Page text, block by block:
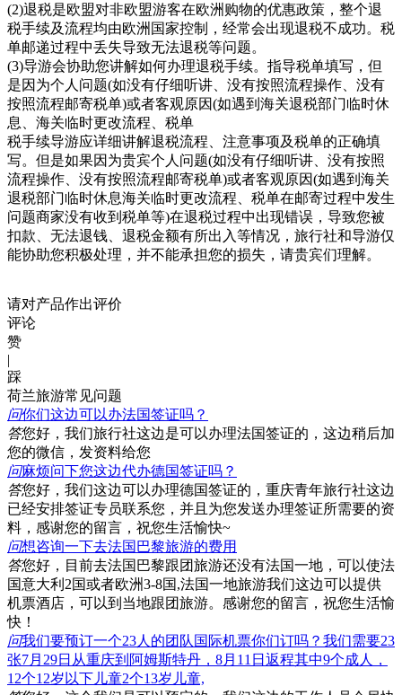
(2)退税是欧盟对非欧盟游客在欧洲购物的优惠政策，整个退
税手续及流程均由欧洲国家控制，经常会出现退税不成功。税
单邮递过程中丢失导致无法退税等问题。
(3)导游会协助您讲解如何办理退税手续。指导税单填写，但
是因为个人问题(如没有仔细听讲、没有按照流程操作、没有
按照流程邮寄税单)或者客观原因(如遇到海关退税部门临时休
息、海关临时更改流程、税单
税手续导游应详细讲解退税流程、注意事项及税单的正确填
写。但是如果因为贵宾个人问题(如没有仔细听讲、没有按照
流程操作、没有按照流程邮寄税单)或者客观原因(如遇到海关
退税部门临时休息海关临时更改流程、税单在邮寄过程中发生
问题商家没有收到税单等)在退税过程中出现错误，导致您被
扣款、无法退钱、退税金额有所出入等情况，旅行社和导游仅
能协助您积极处理，并不能承担您的损失，请贵宾们理解。
请对产品作出评价
评论
赞
|
踩
荷兰旅游常见问题
问你们这边可以办法国签证吗？
答您好，我们旅行社这边是可以办理法国签证的，这边稍后加
您的微信，发资料给您
问麻烦问下您这边代办德国签证吗？
答您好，我们这边可以办理德国签证的，重庆青年旅行社这边
已经安排签证专员联系您，并且为您发送办理签证所需要的资
料，感谢您的留言，祝您生活愉快~
问想咨询一下去法国巴黎旅游的费用
答您好，目前去法国巴黎跟团旅游还没有法国一地，可以使法
国意大利2国或者欧洲3-8国,法国一地旅游我们这边可以提供
机票酒店，可以到当地跟团旅游。感谢您的留言，祝您生活愉
快！
问我们要预订一个23人的团队国际机票你们订吗？我们需要23
张7月29日从重庆到阿姆斯特丹，8月11日返程其中9个成人，
12个12岁以下儿童2个13岁儿童,